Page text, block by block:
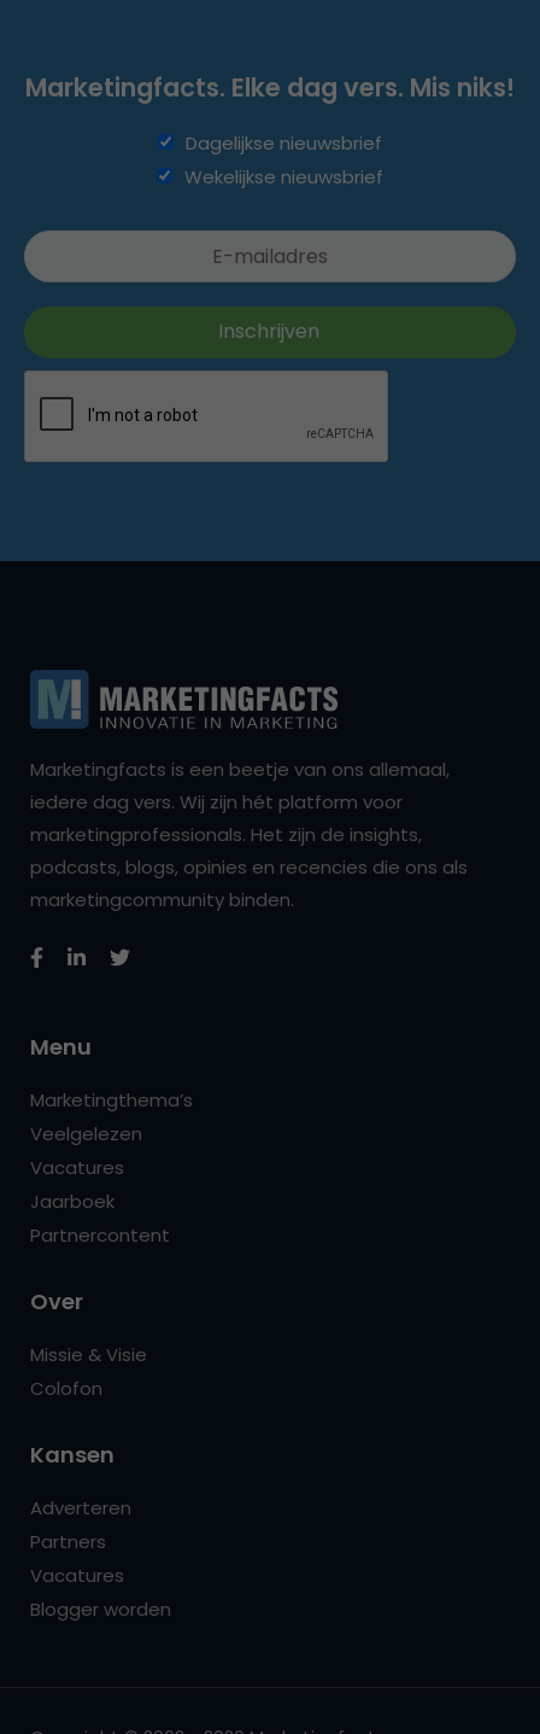
Marketingfacts. Elke dag vers. Mis niks!
Dagelijkse nieuwsbrief
Wekelijkse nieuwsbrief
Marketingfacts is een beetje van ons allemaal,
iedere dag vers. Wij zijn hét platform voor
marketingprofessionals. Het zijn de insights,
podcasts, blogs, opinies en recencies die ons als
marketingcommunity binden.
Menu
Marketingthema’s
Veelgelezen
Vacatures
Jaarboek
Partnercontent
Over
Missie & Visie
Colofon
Kansen
Adverteren
Partners
Vacatures
Blogger worden